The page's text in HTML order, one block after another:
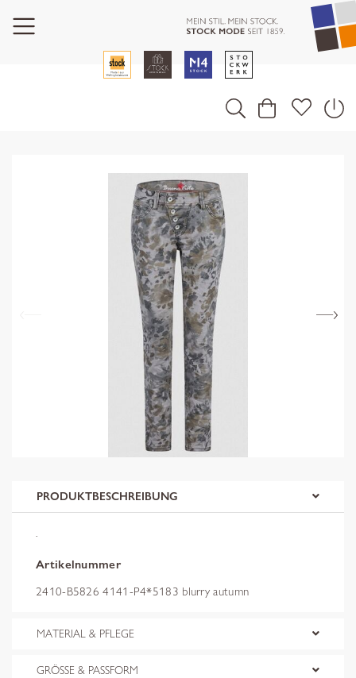
PRODUKTBESCHREIBUNG
Artikelnummer
2410-B5826 4141-P4*5183 blurry autumn
MATERIAL & PFLEGE
GRÖSSE & PASSFORM